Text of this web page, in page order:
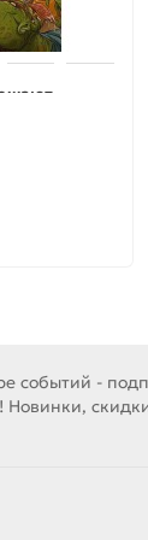
событий -
Новинки,